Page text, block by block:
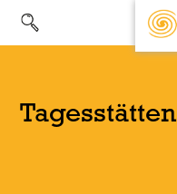
Tagesstätten